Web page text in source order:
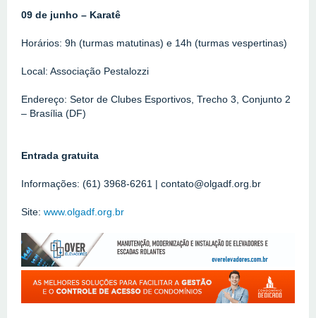
09 de junho – Karatê
Horários: 9h (turmas matutinas) e 14h (turmas vespertinas)
Local: Associação Pestalozzi
Endereço: Setor de Clubes Esportivos, Trecho 3, Conjunto 2
– Brasília (DF)
Entrada gratuita
Informações: (61) 3968-6261 | contato@olgadf.org.br
Site: www.olgadf.org.br